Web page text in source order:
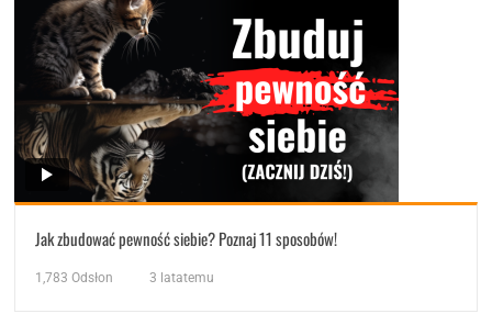
Jak zbudować pewność siebie? Poznaj 11 sposobów!
1,783 Odsłon 3 latatemu